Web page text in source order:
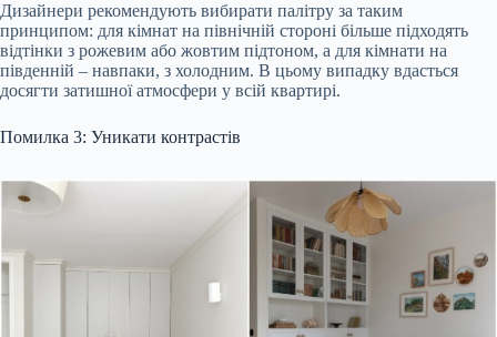
Дизайнери рекомендують вибирати палітру за таким
принципом: для кімнат на північній стороні більше підходять
відтінки з рожевим або жовтим підтоном, а для кімнати на
південній – навпаки, з холодним. В цьому випадку вдасться
досягти затишної атмосфери у всій квартирі.
Помилка 3: Уникати контрастів